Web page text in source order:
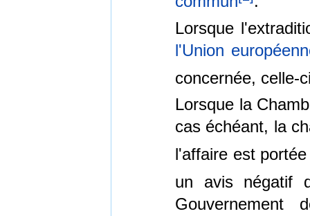
Lorsque
l'Union
concernée, celle-
Lorsque la
cas échéant, la
l'affaire est
un avis négatif
Gouvernement